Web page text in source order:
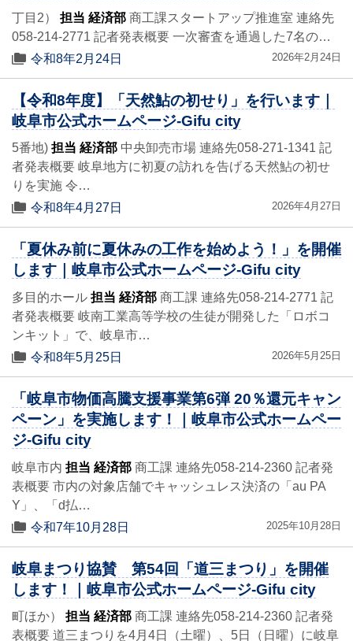
丁目2） 担当 経済部 商工課スタートアップ推進室 連絡先
058-214-2771 記者発表概要 一次審査を通過した7名の…
令和8年2月24日
2026年2月24日
【令和8年度】「天然鮎の初せり」を行います｜
岐阜市公式ホームページ-Gifu city
5番地) 担当 経済部 中央卸売市場 連絡先058-271-1341 記
者発表概要 岐阜地方に初夏の訪れを告げる天然鮎の初せ
りを実施 令…
令和8年4月27日
2026年4月27日
「夏休み前に夏休みの工作を始めよう！」を開催
します｜岐阜市公式ホームページ-Gifu city
多目的ホール 担当 経済部 商工課 連絡先058-214-2771 記
者発表概要 岐南工業高等学校の生徒が開発した「ロボコ
ンキット」で、岐阜市…
令和8年5月25日
2026年5月25日
「岐阜市物価高騰支援事業第6弾 20％還元キャン
ペーン」を実施します！｜岐阜市公式ホームペー
ジ-Gifu city
岐阜市内 担当 経済部 商工課 連絡先058-214-2360 記者発
表概要 市内の対象店舗でキャッシュレス決済の「au PA
Y」、「d払…
令和7年10月28日
2025年10月28日
岐阜まつり協賛 第54回「道三まつり」を開催
します！｜岐阜市公式ホームページ-Gifu city
町ほか） 担当 経済部 商工課 連絡先058-214-2360 記者発
表概要 道三まつりを4月4日（土曜）、5日（日曜）に岐阜